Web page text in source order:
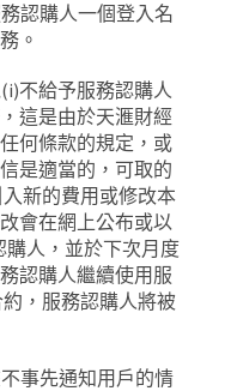
認購人一個登入名
。
(i)不給予服務認購人
這是由於天滙財經
何條款的規定，或
是適當的，可取的
新的費用或修改本
會在網上公布或以
人，並於下次月度
認購人繼續使用服
，服務認購人將被
事先通知用戶的情